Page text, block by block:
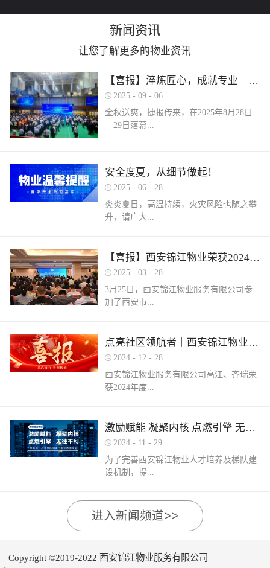
测评。主要工作...
新闻资讯
让您了解更多的物业资讯
【喜报】淬炼匠心，成就专业——西安锦江物业在“锦天物业杯”技能竞赛中斩获佳绩
2025 - 09 - 06
金秋送爽，捷报传来，在2025年8月28日
—29日落幕...
业职业技能竞赛中， 西安锦江物业服务有
限公司的选手们表现卓越，凭借扎实的理
论知识、精湛的操作技能和临危不乱的现
场发挥，在物业管理师、电工、消防设施
市住房和城乡建设局指导、市物业管理行
业协会主办，是全市物业管理行业一年一
度规格最高、水平最强、影响最广的职业
技能盛会。本次竞赛，共有来自全市60余
家物业企业的1300余名物业从业人员参
梦长安 精技赋能未来”，全面夯实行业人
才基础。参赛环节西安锦江物业作为西安
织并参与协会各项赛事，均取得傲人的成
绩。今年为了锻炼队伍，搭建更广阔的成
下的重要知识点串讲和一轮轮的复习备
考，比赛中，选手们沉着冷静，基本发挥
出了各自领域应有的实力。最终，三个工
种共计取得了二等奖1名，三等奖3名，优
的问题及知识盲区，公司人力行政部及品
质部快速反应，第一时间组织各工种开展
内部专项培训，进行系统化的梳理和总
经验和答题技巧进行转化分享，对标竞赛
安全度夏，从细节做起！
2025 - 06 - 28
炎炎夏日，高温持续，火灾风险也随之攀
升，请广大...
业主做好夏季安全防范工作。风险在于防
范，平安才是幸福！西安锦江物业提醒
夏季高温，引发火灾事故占比较高，空
调、冰箱、电风扇等大功率电器的使用频
中要通风、散热，防止温度过高引发火
灾。空调、电风扇等电器设备不宜长时间
使用，离人时应及时关闭电源。电动车应
在室外专用充电桩充电，不得在室内、走
充电，切勿长时间充电，勿飞线充电。汽
车内严禁放置打火机、罐装喷剂、香水、
移动电源等易燃易爆物品，定期检测更换
车载灭火器，定期对车辆维护保养。不要
躺在床上、沙发上吸烟，烟头要及时放到
可燃物品。 使用电蚊香时应注意用电安
全，用完及时断开电源，防止因长期通电
“干烧”引发火灾。在发热的电蚊拍附近不
露水后不要立即靠近明火、也不要在高温
【喜报】西安锦江物业荣获2024年度优秀单位、全市技能竞赛优秀个人及优秀组织单位多项荣誉
2025 - 03 - 28
3月25日，西安锦江物业服务有限公司参
加了西安市...
物业管理行业协会组织召开的第三届会员
（代表）大会第四次全体会议暨物业高质
员单位及“安居物业杯”西安市物业管理行
业职业技能竞赛优秀个人及优秀组织单位
获“全市技能竞赛优秀组织奖”西安锦江物
业曹林、张小刚、郭小龙荣获技能竞赛“一
等奖”西安锦江物业张国刚、谷展荣获技能
竞赛“二等奖”西安锦江物业惠张瑜、张盼
兵、潘保民、毛亚、李强、贺鑫磊、李国
刚、岳程妮等人分别荣获技能竞赛“优秀
奖”。在这个追求卓越服务的时代，西安锦
升整个团队的专业水平和服务质量，西安
点亮社区领航者｜西安锦江物业高江、齐瑞获得“优秀项目经理”荣誉称号
2024 - 12 - 28
西安锦江物业服务有限公司高江、齐瑞荣
获2024年度...
陕西省物业管理协会“优秀项目经理”称
号。岁末回首，总结成绩，表彰优秀，
会召开盛会，表彰这一年在物业管理行业
的广阔舞台上绽放出熠熠光辉的精英
1A期 项目经理 齐瑞高江、齐瑞是西安锦
江物业诸多优秀项目经理的缩影，他们代
表着西安锦江物业团结奋进、诚信奉献、
奖是荣誉也是动力，西安锦江物业将以他
们作为榜样领航，激励全体员工砥砺奋
激励赋能 凝聚内核 点燃引擎 无往不利
2024 - 11 - 29
为了完善西安锦江物业人才培养及梯队建
设机制，提...
高物业服务水平和服务质量，有目的、有
计划的进行人才储备及培育，大力培养核
江物业组织开展以“激励赋能 凝聚内核 点
进入新闻频道>>
Copyright ©2019-2022 西安锦江物业服务有限公司